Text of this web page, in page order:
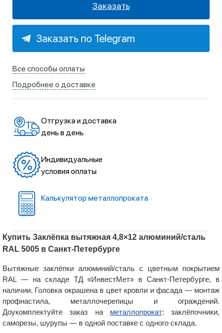
Заказать
Заказать по Telegram
Все способы оплаты
Подробнее о доставке
Отгрузка и доставка
день в день
Индивидуальные
условия оплаты
Калькулятор металлопроката
Купить Заклёпка вытяжная 4,8×12 алюминий/сталь
RAL 5005 в Санкт-Петербурге
Вытяжные заклёпки алюминий/сталь с цветным покрытием
RAL — на складе ТД «ИнвестМет» в Санкт-Петербурге, в
наличии. Головка окрашена в цвет кровли и фасада — монтаж
профнастила, металлочерепицы и ограждений.
Доукомплектуйте заказ на металлопрокат: заклёпочники,
саморезы, шурупы — в одной поставке с одного склада.